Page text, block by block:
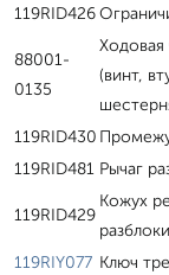
119RID426
88001-
0135
Ходовая
(винт,
119RID430
119RID481 Рычаг
119RID429
Кожух
119RIY077 Ключ